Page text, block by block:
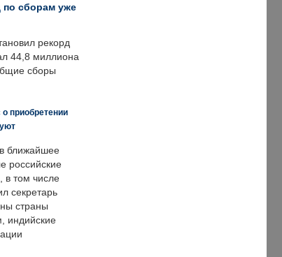
по сборам уже
рекорд
44,8 миллиона
сборы
приобретении
ближайшее
российские
в том числе
секретарь
страны
индийские